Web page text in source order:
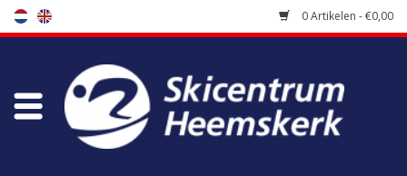
0 Artikelen - €0,00
Winkel